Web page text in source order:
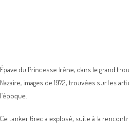
Épave du Princesse Irène, dans le grand
Nazaire, images de 1972, trouvées sur les
l’époque.
Ce tanker Grec a explosé, suite à la